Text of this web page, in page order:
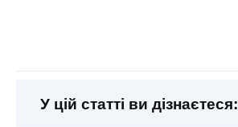
У цій статті ви дізнаєтеся: